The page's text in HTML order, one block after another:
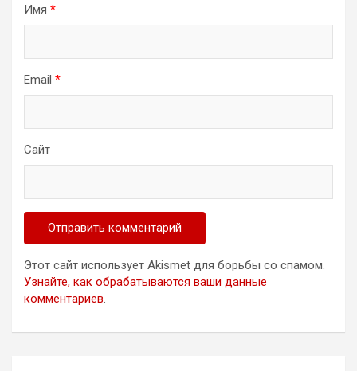
Имя *
Email *
Сайт
Этот сайт использует Akismet для борьбы со спамом.
Узнайте, как обрабатываются ваши данные
комментариев.